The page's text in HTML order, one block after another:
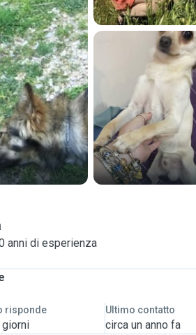
anni di esperienza
risponde Ultimo contatto
circa un anno fa